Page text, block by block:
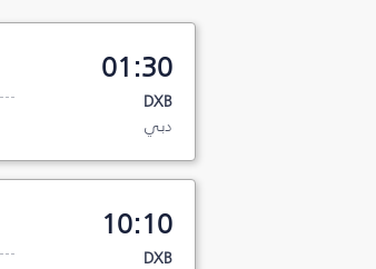
01:30
DXB
دبي
10:10
DXB